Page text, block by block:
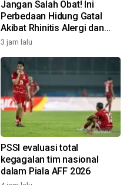
Jangan Salah Obat! Ini
Perbedaan Hidung Gatal
Akibat Rhinitis Alergi dan
Pilek Infeksi
3 jam lalu
PSSI evaluasi total
kegagalan tim nasional
dalam Piala AFF 2026